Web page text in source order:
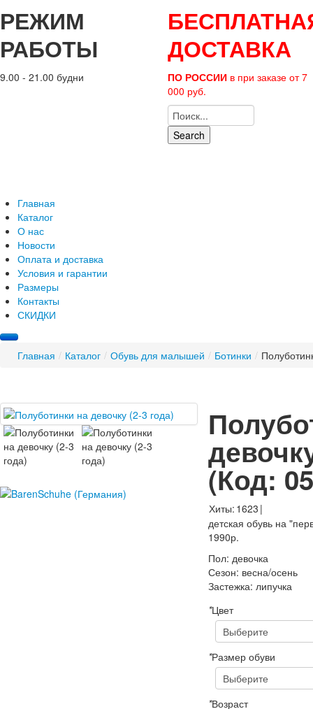
РЕЖИМ
РАБОТЫ
9.00 - 21.00 будни
ДОСТАВКА
ПО РОССИИ в при заказе от 7
000 руб.
Search
Главная
Каталог
О нас
Новости
Оплата и доставка
Условия и гарантии
Размеры
Контакты
СКИДКИ
Главная / Каталог / Обувь для малышей / Ботинки /
(Код:
Хиты: 1623 |
детская обувь на
1990р.
Пол: девочка
Сезон: весна/осень
Застежка: липучка
*Цвет
*Размер обуви
*Возраст